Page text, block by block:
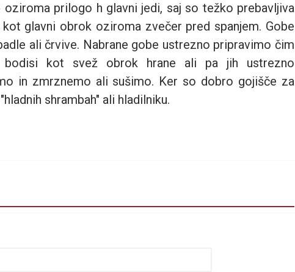
prilogo h glavni jedi, saj so težko prebavljiva
glavni obrok oziroma zvečer pred spanjem. Gobe
ali črvive. Nabrane gobe ustrezno pripravimo čim
kot svež obrok hrane ali pa jih ustrezno
in zmrznemo ali sušimo. Ker so dobro gojišče za
shrambah" ali hladilniku.